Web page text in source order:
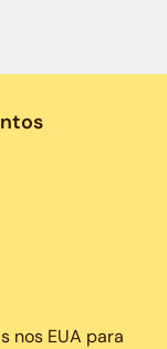
nos EUA para